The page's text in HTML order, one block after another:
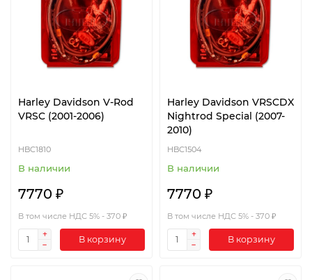
Harley Davidson V-Rod
VRSC (2001-2006)
HBC1810
В наличии
7770 ₽
В том числе НДС 5% - 370 ₽
В корзину
Harley Davidson VRSCDX
Nightrod Special (2007-
2010)
HBC1504
В наличии
7770 ₽
В том числе НДС 5% - 370 ₽
В корзину